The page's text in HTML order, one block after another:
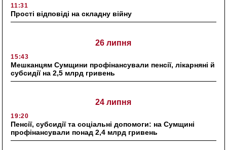
11:31
Прості відповіді на складну війну
26 липня
15:43
Мешканцям Сумщини профінансували пенсії, лікарняні й
субсидії на 2,5 млрд гривень
24 липня
19:20
Пенсії, субсидії та соціальні допомоги: на Сумщині
профінансували понад 2,4 млрд гривень